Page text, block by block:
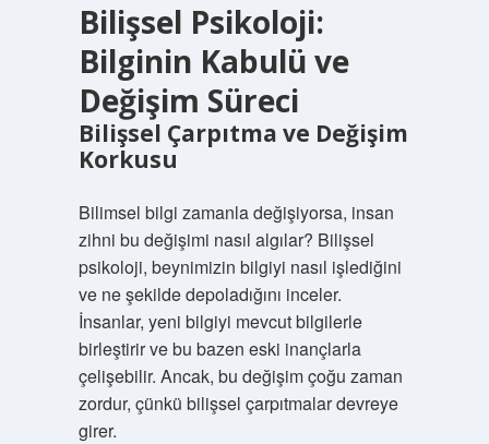
Bilişsel Psikoloji:
Bilginin Kabulü ve
Değişim Süreci
Bilişsel Çarpıtma ve Değişim
Korkusu
Bilimsel bilgi zamanla değişiyorsa, insan
zihni bu değişimi nasıl algılar? Bilişsel
psikoloji, beynimizin bilgiyi nasıl işlediğini
ve ne şekilde depoladığını inceler.
İnsanlar, yeni bilgiyi mevcut bilgilerle
birleştirir ve bu bazen eski inançlarla
çelişebilir. Ancak, bu değişim çoğu zaman
zordur, çünkü bilişsel çarpıtmalar devreye
girer.